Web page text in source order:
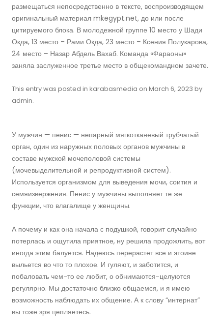
размещаться непосредственно в тексте, воспроизводящем
оригинальный материал mkegypt.net, до или после
цитируемого блока. В молодежной группе 10 место у Шади
Окда, 13 место – Рами Окда, 23 место – Ксения Полукарова,
24 место – Назар Абдель Вахаб. Команда «Фараоны»
заняла заслуженное третье место в общекомандном зачете.
This entry was posted in karabasmedia on March 6, 2023 by
admin.
У мужчин — пенис — непарный мягкотканевый трубчатый
орган, один из наружных половых органов мужчины в
составе мужской мочеполовой системы
(мочевыделительной и репродуктивной систем).
Используется организмом для выведения мочи, соития и
семяизвержения. Пенис у мужчины выполняет те же
функции, что влагалище у женщины.
А почему и как она начала с подушкой, говорит случайно
потерлась и ощутила приятное, ну решила продожлить, вот
иногда этим балуется. Надеюсь перерастет все и этоине
выльется во что то плохое. И гуляют, и заботится, и
побаловать чем-то ее любит, о обнимаются-целуются
регулярно. Мы достаточно близко общаемся, и я имею
возможность наблюдать их общение. А к слову “интернат”
вы тоже зря цепляетесь.